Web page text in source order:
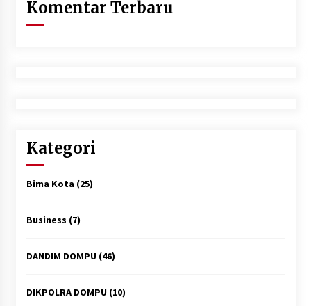
Komentar Terbaru
Kategori
Bima Kota (25)
Business (7)
DANDIM DOMPU(46)
DIKPOLRA DOMPU(10)